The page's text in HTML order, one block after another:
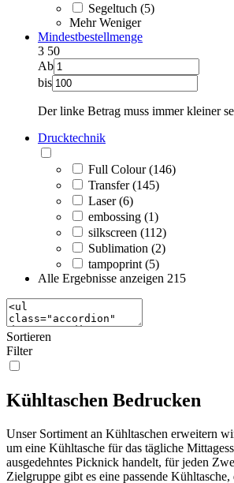
Segeltuch (5)
Mehr Weniger
Mindestbestellmenge
3 50
Ab
bis
Der linke Betrag muss immer kleiner
Drucktechnik
Full Colour (146)
Transfer (145)
Laser (6)
embossing (1)
silkscreen (112)
Sublimation (2)
tampoprint (5)
Alle Ergebnisse anzeigen 215
Sortieren
Filter
Kühltaschen Bedrucken
Unser Sortiment an Kühltaschen erweitern
um eine Kühltasche für das tägliche
ausgedehntes Picknick handelt, für jeden
Zielgruppe gibt es eine passende